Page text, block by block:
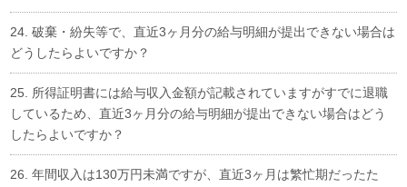
24. 破棄・紛失等で、直近3ヶ月分の給与明細が提出できない場合は
どうしたらよいですか？
25. 所得証明書には給与収入金額が記載されていますがすでに退職
しているため、直近3ヶ月分の給与明細が提出できない場合はどう
したらよいですか？
26. 年間収入は130万円未満ですが、直近3ヶ月は繁忙期だったた